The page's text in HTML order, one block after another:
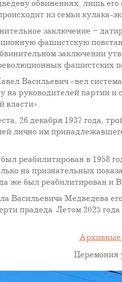
обвинениях, лишь его
из семьи кулака-
заключение –
фашистскую
заключении
фашистских
Васильевич «вел
на руководителей партии
власти».
26 декабря 1937
лично им
реабилитирован в 1958
на признательных
же был реабилитирован и
Васильевича Медведева
прадеда. Летом 2025
Архивные
Церемония